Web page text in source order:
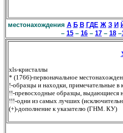
местонахождения А Б В ГДЕ Ж З И
– 15 – 16 – 17 – 18 –
xls-кристаллы
* (1766)-первоначальное
!-образцы и находки, примечательные в
!!-превосходные образцы, выдающиеся
!!!-одни из самых лучших
(+)-дополнение к указателю (ГНМ. КУ)